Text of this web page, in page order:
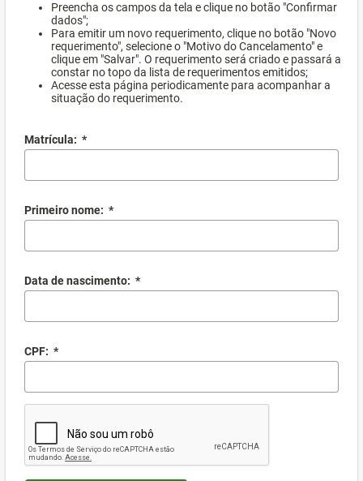
Preencha os campos da tela e clique no botão "Confirmar
dados";
Para emitir um novo requerimento, clique no botão "Novo
requerimento", selecione o "Motivo do Cancelamento" e
clique em "Salvar". O requerimento será criado e passará a
constar no topo da lista de requerimentos emitidos;
Acesse esta página periodicamente para acompanhar a
situação do requerimento.
Matrícula: *
Primeiro nome: *
Data de nascimento: *
CPF: *